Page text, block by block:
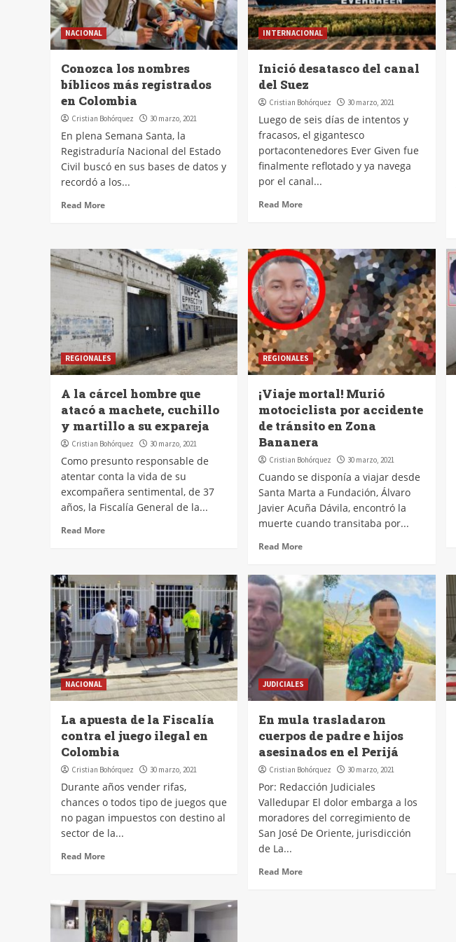
NACIONAL
Conozca los nombres
bíblicos más registrados
en Colombia
Cristian Bohórquez 30 marzo, 2021
En plena Semana Santa, la
Registraduría Nacional del Estado
Civil buscó en sus bases de datos y
recordó a los...
Read More
INTERNACIONAL
Inició desatasco del canal
del Suez
Cristian Bohórquez 30 marzo, 2021
Luego de seis días de intentos y
fracasos, el gigantesco
portacontenedores Ever Given fue
finalmente reflotado y ya navega
por el canal...
Read More
REGIONALES
A la cárcel hombre que
atacó a machete, cuchillo
y martillo a su expareja
Cristian Bohórquez 30 marzo, 2021
Como presunto responsable de
atentar conta la vida de su
excompañera sentimental, de 37
años, la Fiscalía General de la...
Read More
REGIONALES
¡Viaje mortal! Murió
motociclista por accidente
de tránsito en Zona
Bananera
Cristian Bohórquez 30 marzo, 2021
Cuando se disponía a viajar desde
Santa Marta a Fundación, Álvaro
Javier Acuña Dávila, encontró la
muerte cuando transitaba por...
Read More
NACIONAL
La apuesta de la Fiscalía
contra el juego ilegal en
Colombia
Cristian Bohórquez 30 marzo, 2021
Durante años vender rifas,
chances o todos tipo de juegos que
no pagan impuestos con destino al
sector de la...
Read More
JUDICIALES
En mula trasladaron
cuerpos de padre e hijos
asesinados en el Perijá
Cristian Bohórquez 30 marzo, 2021
Por: Redacción Judiciales
Valledupar El dolor embarga a los
moradores del corregimiento de
San José De Oriente, jurisdicción
de La...
Read More